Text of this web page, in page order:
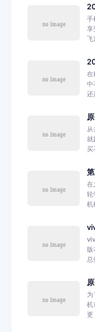
手
享
飞
在
中
还
从
就
买
在
轮
机
版
总
机
更